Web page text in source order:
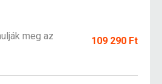
meg az
109 290 Ft